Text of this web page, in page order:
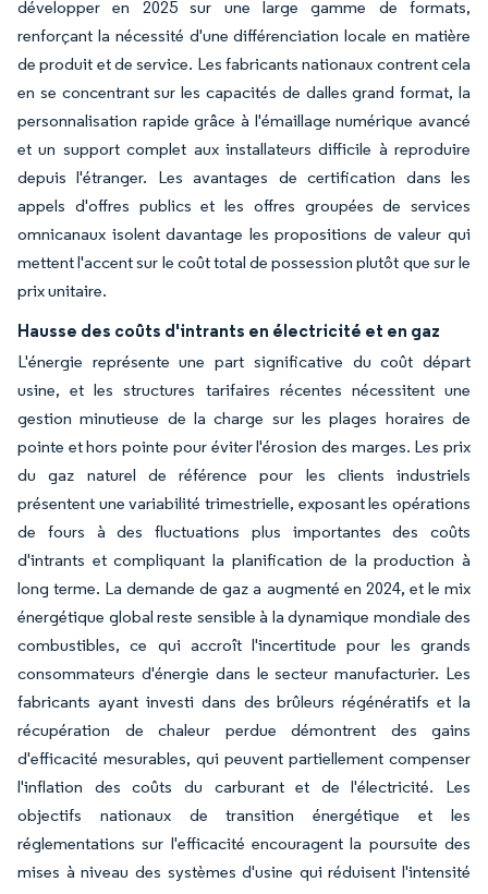
développer en 2025 sur une large gamme de formats,
renforçant la nécessité d'une différenciation locale en matière
de produit et de service. Les fabricants nationaux contrent cela
en se concentrant sur les capacités de dalles grand format, la
personnalisation rapide grâce à l'émaillage numérique avancé
et un support complet aux installateurs difficile à reproduire
depuis l'étranger. Les avantages de certification dans les
appels d'offres publics et les offres groupées de services
omnicanaux isolent davantage les propositions de valeur qui
mettent l'accent sur le coût total de possession plutôt que sur le
prix unitaire.
Hausse des coûts d'intrants en électricité et en gaz
L'énergie représente une part significative du coût départ
usine, et les structures tarifaires récentes nécessitent une
gestion minutieuse de la charge sur les plages horaires de
pointe et hors pointe pour éviter l'érosion des marges. Les prix
du gaz naturel de référence pour les clients industriels
présentent une variabilité trimestrielle, exposant les opérations
de fours à des fluctuations plus importantes des coûts
d'intrants et compliquant la planification de la production à
long terme. La demande de gaz a augmenté en 2024, et le mix
énergétique global reste sensible à la dynamique mondiale des
combustibles, ce qui accroît l'incertitude pour les grands
consommateurs d'énergie dans le secteur manufacturier. Les
fabricants ayant investi dans des brûleurs régénératifs et la
récupération de chaleur perdue démontrent des gains
d'efficacité mesurables, qui peuvent partiellement compenser
l'inflation des coûts du carburant et de l'électricité. Les
objectifs nationaux de transition énergétique et les
réglementations sur l'efficacité encouragent la poursuite des
mises à niveau des systèmes d'usine qui réduisent l'intensité